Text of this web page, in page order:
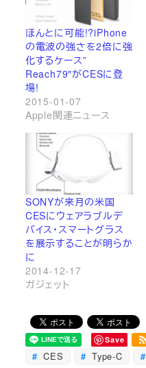
ほんとに可能!?iPhone
の電波の強さを2倍に強
化するケース”
Reach79″がCESに登
場!
2015-01-07
Apple関連ニュース
SONYが来月の米国
CESにウェアラブルデ
バイス・スマートグラス
を展示することが明らか
に
2014-12-17
ガジェット
Save
CES Type-C